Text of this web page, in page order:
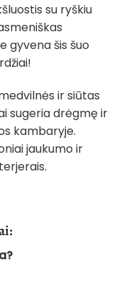
su ryškiu
gyvena šis šuo
ir siūtas
sugeria drėgmę ir
kambaryje.
jaukumo ir